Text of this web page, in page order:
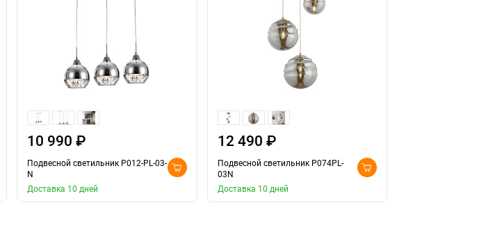
10 990 ₽
Подвесной светильник P012-PL-03-
N
Доставка 10 дней
12 490 ₽
Подвесной светильник P074PL-
03N
Доставка 10 дней